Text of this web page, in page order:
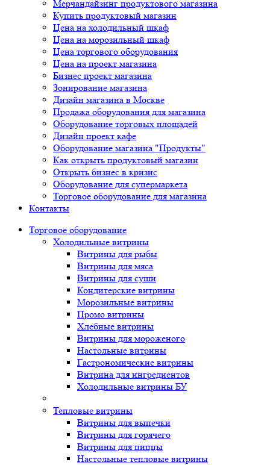
Мерчандайзинг продуктового магазина
Купить продуктовый магазин
Цена на холодильный шкаф
Цена на морозильный шкаф
Цена торгового оборудования
Цена на проект магазина
Бизнес проект магазина
Зонирование магазина
Дизайн магазина в Москве
Продажа оборудования для магазина
Оборудование торговых площадей
Дизайн проект кафе
Оборудование магазина "Продукты"
Как открыть продуктовый магазин
Открыть бизнес в кризис
Оборудование для супермаркета
Торговое оборудование для магазина
Контакты
Торговое оборудованиe
Холодильные витрины
Витрины для рыбы
Витрины для мяса
Витрины для суши
Кондитерские витрины
Морозильные витрины
Промо витрины
Хлебные витрины
Витрины для мороженого
Настольные витрины
Гастрономические витрины
Витрина для ингредиентов
Холодильные витрины БУ
Тепловые витрины
Витрины для выпечки
Витрины для горячего
Витрины для пиццы
Настольные тепловые витрины